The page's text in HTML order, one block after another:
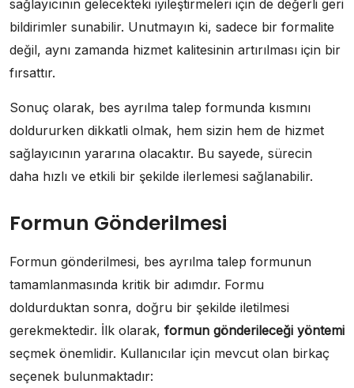
sağlayıcının gelecekteki iyileştirmeleri için de değerli geri
bildirimler sunabilir. Unutmayın ki, sadece bir formalite
değil, aynı zamanda hizmet kalitesinin artırılması için bir
fırsattır.
Sonuç olarak, bes ayrılma talep formunda kısmını
doldururken dikkatli olmak, hem sizin hem de hizmet
sağlayıcının yararına olacaktır. Bu sayede, sürecin
daha hızlı ve etkili bir şekilde ilerlemesi sağlanabilir.
Formun Gönderilmesi
Formun gönderilmesi, bes ayrılma talep formunun
tamamlanmasında kritik bir adımdır. Formu
doldurduktan sonra, doğru bir şekilde iletilmesi
gerekmektedir. İlk olarak, formun gönderileceği yöntemi
seçmek önemlidir. Kullanıcılar için mevcut olan birkaç
seçenek bulunmaktadır: